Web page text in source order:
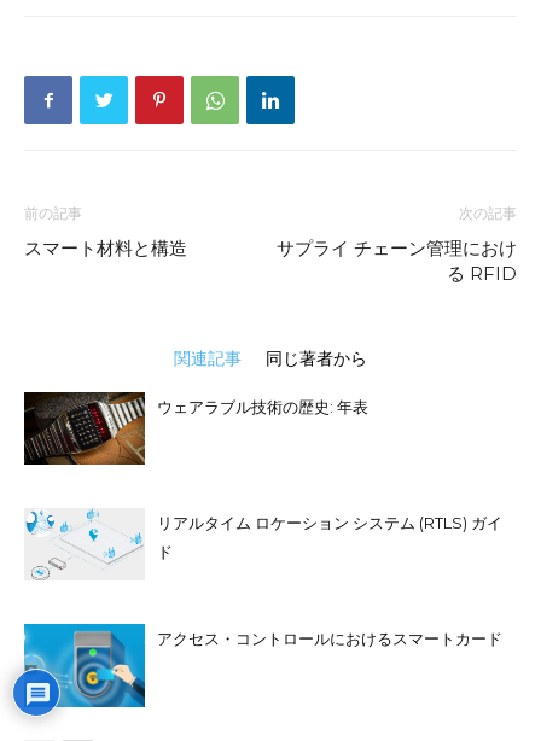
前の記事
スマート材料と構造
次の記事
サプライ チェーン管理におけ
る RFID
関連記事 同じ著者から
ウェアラブル技術の歴史: 年表
リアルタイム ロケーション システム (RTLS) ガイ
ド
アクセス・コントロールにおけるスマートカード